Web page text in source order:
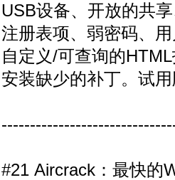
USB设备、开放的共
注册表项、弱密码、
自定义/可查询的
安装缺少的补丁。试
#21 Aircrack：最快的